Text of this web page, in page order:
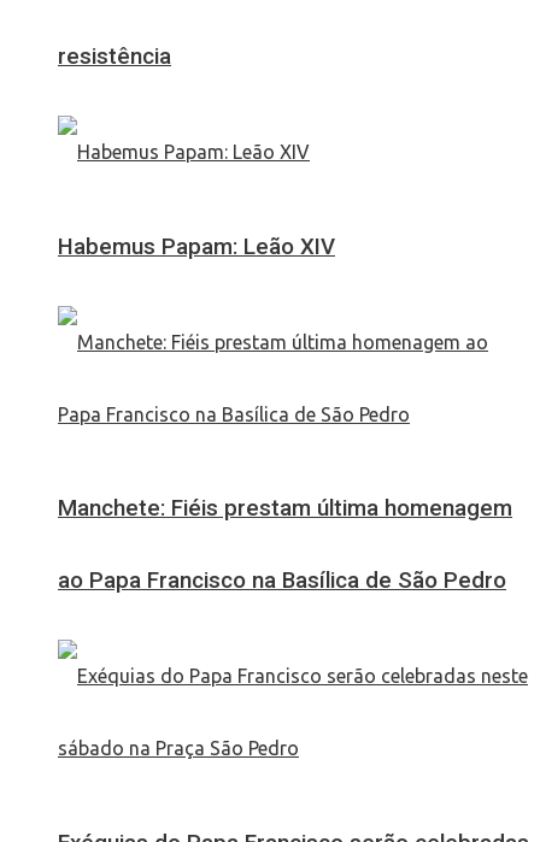
resistência
Habemus Papam: Leão XIV
Manchete: Fiéis prestam última homenagem
ao Papa Francisco na Basílica de São Pedro